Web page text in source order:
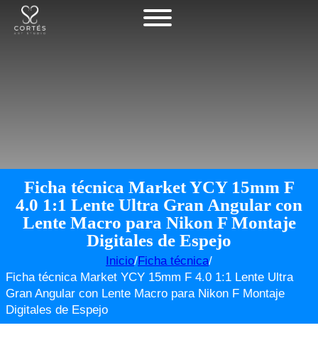
Ficha técnica Market YCY 15mm F
4.0 1:1 Lente Ultra Gran Angular con
Lente Macro para Nikon F Montaje
Digitales de Espejo
Inicio/Ficha técnica/
Ficha técnica Market YCY 15mm F 4.0 1:1 Lente Ultra
Gran Angular con Lente Macro para Nikon F Montaje
Digitales de Espejo